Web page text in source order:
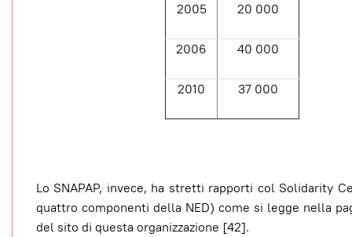
2005 20 000
2006 40 000
2010 37 000
Lo SNAPAP, invece, ha stretti rapporti col Solidarity
quattro componenti della NED) come si legge nella
del sito di questa organizzazione [42].